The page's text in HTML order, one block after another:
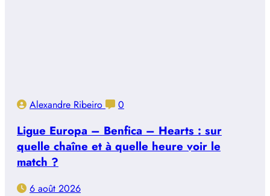
Alexandre Ribeiro 0
Ligue Europa – Benfica – Hearts : sur
quelle chaîne et à quelle heure voir le
match ?
6 août 2026